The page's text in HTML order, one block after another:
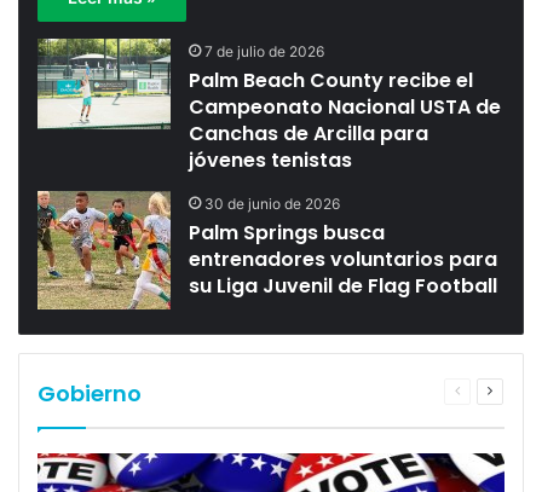
7 de julio de 2026
Palm Beach County recibe el
Campeonato Nacional USTA de
Canchas de Arcilla para
jóvenes tenistas
30 de junio de 2026
Palm Springs busca
entrenadores voluntarios para
su Liga Juvenil de Flag Football
Gobierno
Página